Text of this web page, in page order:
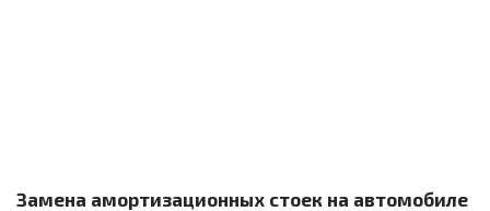
Замена амортизационных стоек на автомобиле